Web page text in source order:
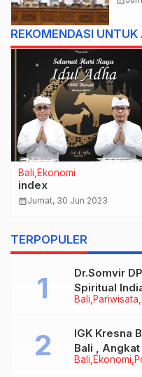
REKOMENDASI UNTUK
Bali Ekonomi
index
calendar_monthJumat, 30 Jun 2023
TERPOPULER
Bali Pariwisata
Dr.Somvir
Spiritual
Bali Ekonomi
IGK Kresna
Bali ,
Bersubsidi